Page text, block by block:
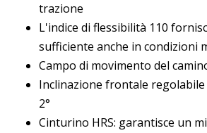
trazione
L'indice di flessibilità 110
sufficiente anche in condizioni
Campo di movimento del
Inclinazione frontale regolabile
2°
Cinturino HRS: garantisce un